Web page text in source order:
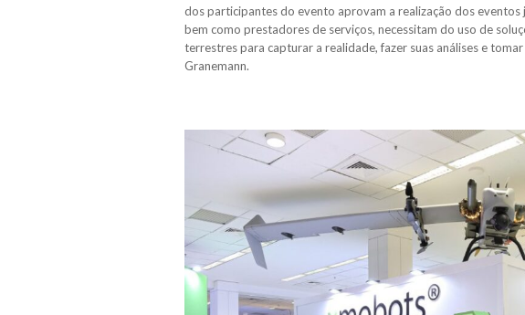
dos participantes do evento aprovam a realização dos
bem como prestadores de serviços, necessitam do uso de
terrestres para capturar a realidade, fazer suas análises e
Granemann.